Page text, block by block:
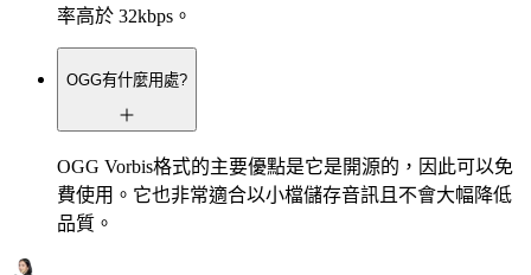
率高於 32kbps。
OGG有什麼用處?
OGG Vorbis格式的主要優點是它是開源的，因此可以免
費使用。它也非常適合以小檔儲存音訊且不會大幅降低
品質。